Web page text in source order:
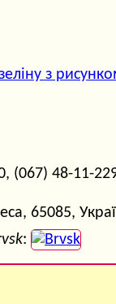
з
(067) 48-11-
65085,
: